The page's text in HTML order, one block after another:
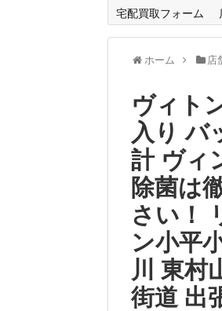
宅配買取フォーム
ホーム 店
ヴィト
入り バ
計 ヴィ
除菌は
さい！
ン小平
川 東村
街道 出